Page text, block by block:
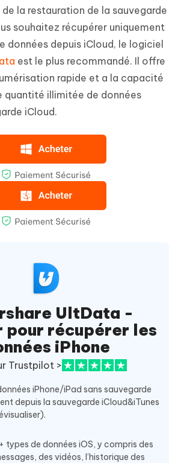
de la restauration de la sauvegarde
souhaitez récupérer uniquement
données depuis iCloud, le logiciel
est le plus recommandé. Il offre
rapide et a la capacité
quantité illimitée de données
iCloud.
UltData -
pour récupérer les
iPhone
Trustpilot >
iPhone/iPad sans sauvegarde
depuis la sauvegarde iCloud&iTunes
types de données iOS, y compris des
des vidéos, l’historique des